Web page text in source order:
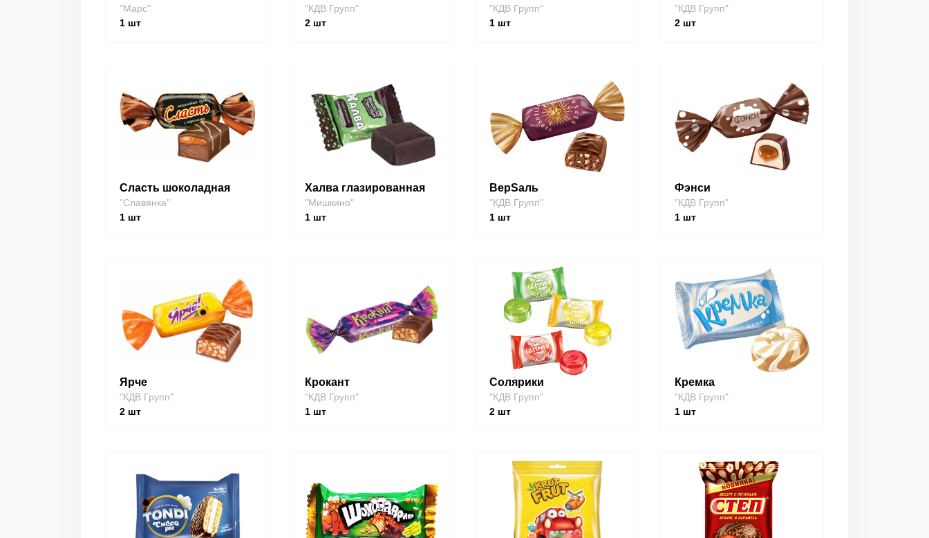
"Марс"
1 шт
"КДВ Групп"
2шт
"КДВ Групп"
1 шт
"КДВ Групп"
2шт
Сласть шоколадная
"Славянка"
1 шт
Халва глазированная
"Мишкино"
1шт
ВерSаль
"КДВ Групп"
1 шт
Фэнси
"КДВ Групп"
1шт
Ярче
"КДВ Групп"
2 шт
Крокант
"КДВ Групп"
1шт
Солярики
"КДВ Групп"
2 шт
Кремка
"КДВ Групп"
1шт